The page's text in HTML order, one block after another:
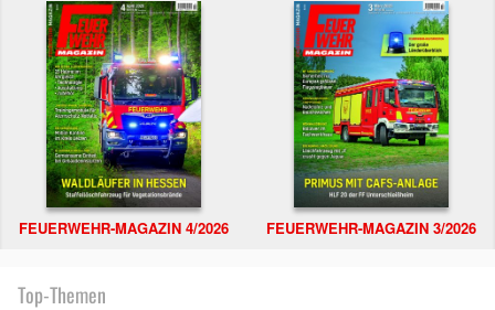
FEUERWEHR-MAGAZIN 4/2026 FEUERWEHR-MAGAZIN 3/2026
Top-Themen